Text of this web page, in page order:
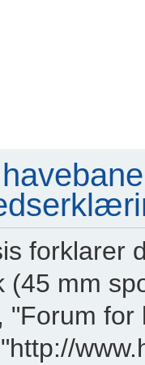
forklarer
(45 mm
"Forum